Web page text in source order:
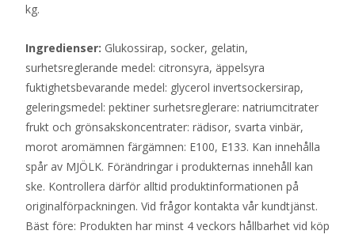
kg.
Ingredienser: Glukossirap, socker, gelatin,
surhetsreglerande medel: citronsyra, äppelsyra
fuktighetsbevarande medel: glycerol invertsockersirap,
geleringsmedel: pektiner surhetsreglerare: natriumcitrater
frukt och grönsakskoncentrater: rädisor, svarta vinbär,
morot aromämnen färgämnen: E100, E133. Kan innehålla
spår av MJÖLK. Förändringar i produkternas innehåll kan
ske. Kontrollera därför alltid produktinformationen på
originalförpackningen. Vid frågor kontakta vår kundtjänst.
Bäst före: Produkten har minst 4 veckors hållbarhet vid köp